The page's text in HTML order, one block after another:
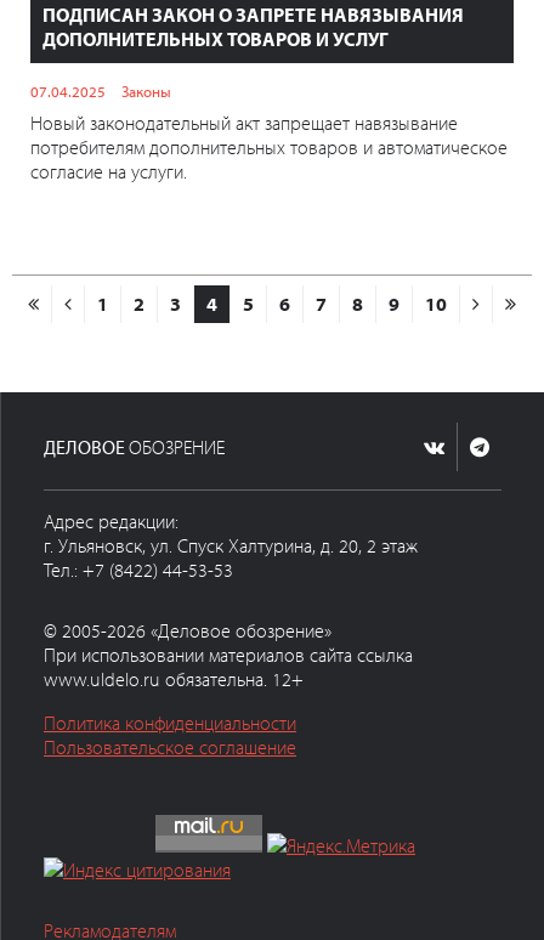
ПОДПИСАН ЗАКОН О ЗАПРЕТЕ НАВЯЗЫВАНИЯ
ДОПОЛНИТЕЛЬНЫХ ТОВАРОВ И УСЛУГ
07.04.2025 Законы
Новый законодательный акт запрещает навязывание
потребителям дополнительных товаров и автоматическое
согласие на услуги.
1 2 3 4 5 6 7 8 9 10
ДЕЛОВОЕ ОБОЗРЕНИЕ
Адрес редакции:
г. Ульяновск, ул. Спуск Халтурина, д. 20, 2 этаж
Тел.: +7 (8422) 44-53-53
© 2005-2026 «Деловое обозрение»
При использовании материалов сайта ссылка
www.uldelo.ru обязательна. 12+
Политика конфиденциальности
Пользовательское соглашение
Рекламодателям